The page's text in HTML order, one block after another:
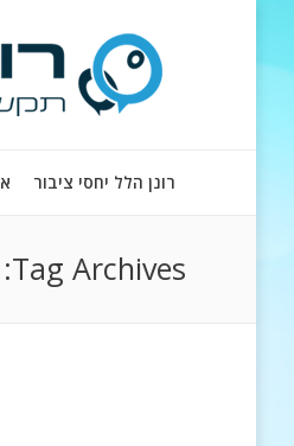
רונן הלל יחסי ציבור
Tag Archives: